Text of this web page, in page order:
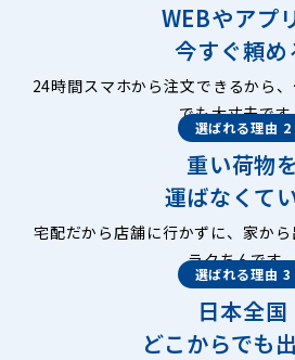
WEBやアプ
今すぐ頼め
24時間スマホから注文できるから
でも大丈夫です
選ばれる理由 2
重い荷物を
運ばなくて
宅配だから店舗に行かずに、家か
ラクちんです
選ばれる理由 3
日本全国
どこからでも